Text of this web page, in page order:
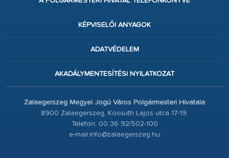
KÉPVISELŐI ANYAGOK
ADATVÉDELEM
AKADÁLYMENTESÍTÉSI NYILATKOZAT
Zalaegerszeg Megyei Jogú Város Polgármesteri Hivatala
8900 Zalaegerszeg, Kossuth Lajos utca 17-19.
Telefon: 00 36 92/502-100
e-mail:info@zalaegerszeg.hu